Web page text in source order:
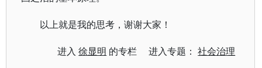
以上就是我的思考，谢谢大家！
进入徐显明 的专栏 进入专题：社会治理